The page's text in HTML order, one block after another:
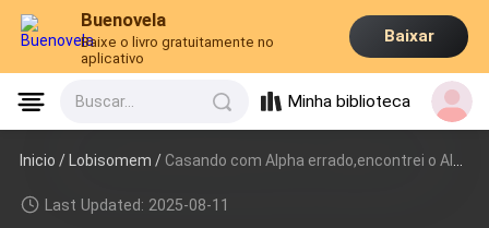
Buenovela
Baixe o livro gratuitamente no
aplicativo
Baixar
Buscar... Minha biblioteca
Inicio /Lobisomem / Casando com Alpha errado,encontrei o Alpha certo
Last Updated: 2025-08-11